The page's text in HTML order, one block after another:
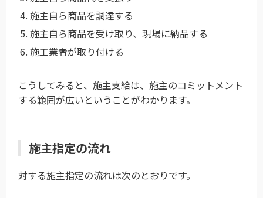
施主自ら商品を調達する
施主自ら商品を受け取り、現場に納品する
施工業者が取り付ける
こうしてみると、施主支給は、施主のコミットメント
する範囲が広いということがわかります。
施主指定の流れ
対する施主指定の流れは次のとおりです。